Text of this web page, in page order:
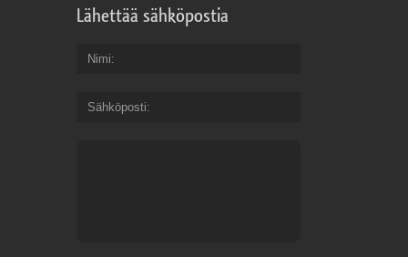
Lähettää sähköpostia
Nimi
Sähköposti